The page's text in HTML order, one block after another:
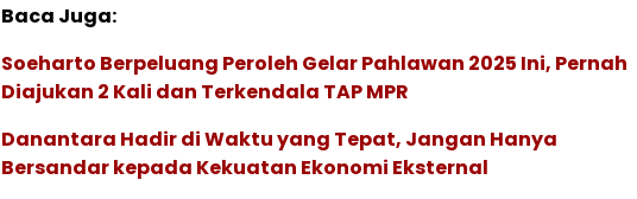
Baca Juga:
Soeharto Berpeluang Peroleh Gelar Pahlawan 2025 Ini, Pernah
Diajukan 2 Kali dan Terkendala TAP MPR
Danantara Hadir di Waktu yang Tepat, Jangan Hanya
Bersandar kepada Kekuatan Ekonomi Eksternal